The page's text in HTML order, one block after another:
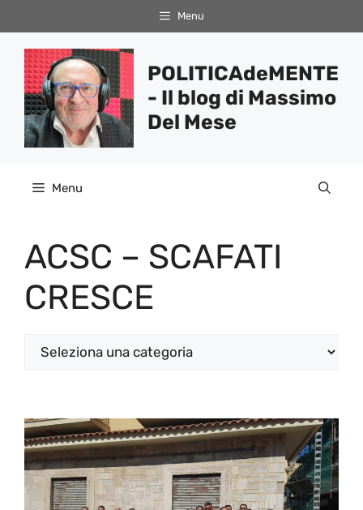
al
contenuto
Menu
POLITICAdeMENTE
- Il blog di Massimo
Del Mese
Menu
ACSC – SCAFATI
CRESCE
Categorie